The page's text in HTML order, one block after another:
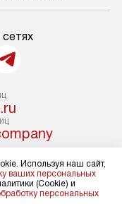
Используя наш сайт,
ваших персональных
(Cookie) и
персональных